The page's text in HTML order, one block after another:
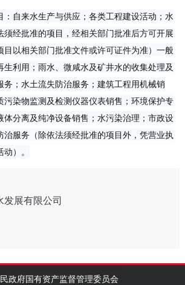
：自来水生产与供应；各类工程建设活动；水
须经批准的项目，经相关部门批准后方可开展
目以相关部门批准文件或许可证件为准）一般
利用；雨水、微咸水及矿井水的收集处理及
务；水土流失防治服务；建筑工程用机械销
污染物监测及检测仪器仪表销售；环境保护专
体分离及纯净设备销售；水污染治理；市政设
服务（除依法须经批准的项目外，凭营业执
）。
发展有限公司
政府国有资产监督管理委员会